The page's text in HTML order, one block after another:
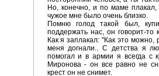
Но, конечно, и по маме плакал,
чужое мне было очень близко.
Помню голод такой был,
поддержать нас, он говорит-то
Как я заплакал: "Как это
меня догнали.. С детства я
помогал и в армии я всегда с
Миронова - он все равно не
крест он не снимет.